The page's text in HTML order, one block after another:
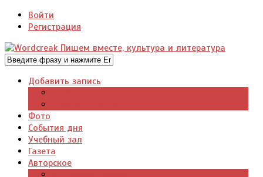
Войти
Регистрация
Добавить запись
Фото
События дня
Учебный зал
Газета
Авторское